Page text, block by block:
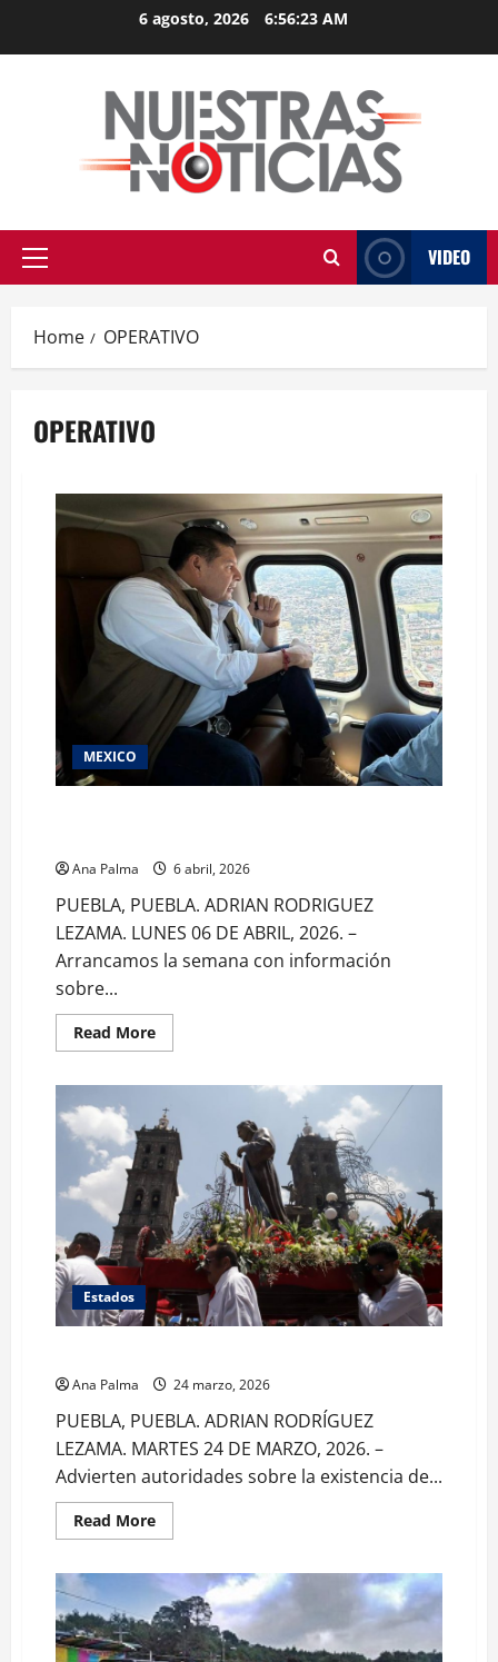
6 agosto, 2026 6:56:24 AM
Primary
VIDEO
Home OPERATIVO
OPERATIVO
MEXICO
Ana Palma 6 abril, 2026
PUEBLA, PUEBLA. ADRIAN RODRIGUEZ
LEZAMA. LUNES 06 DE ABRIL, 2026. –
Arrancamos la semana con información
sobre...
Read MoreRead
more
de
seguridad
por
vacaciones
en
Puebla
Estados
Ana Palma 24 marzo, 2026
PUEBLA, PUEBLA. ADRIAN RODRÍGUEZ
LEZAMA. MARTES 24 DE MARZO, 2026. –
Advierten autoridades sobre la existencia de...
Read MoreRead
more
Puebla
con
operativo
para
Semana